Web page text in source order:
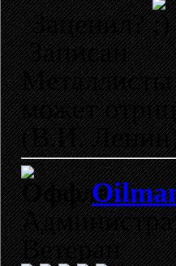
Заценил?
Записан
Металлисты
может
(В.И.
Ветеран